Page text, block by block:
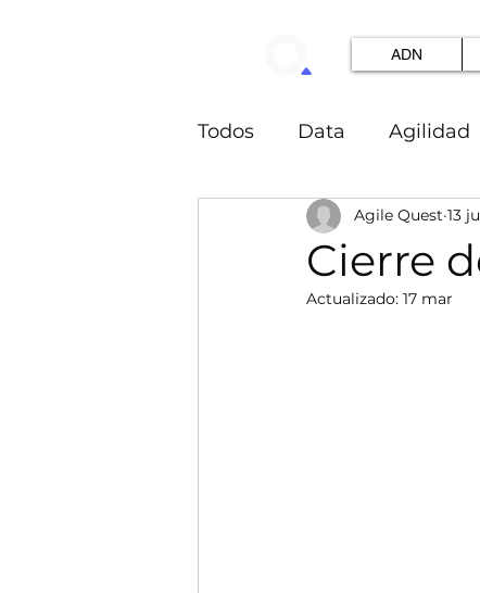
ADN
Todos Data Agilidad
innovacion IA
Cierre
Agile Quest 13
Actualizado: 17 mar